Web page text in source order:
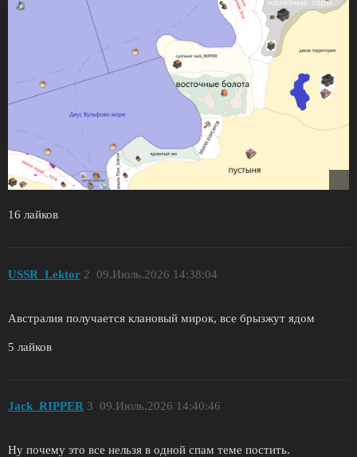
16 лайков
USSR_Lektor 09.Июль.2026 14:38:04
2
Австралия получается клановый мирок, все брызжут ядом
5 лайков
Jack_RIPPER 09.Июль.2026 14:40:46
3
Ну почему это все нельзя в одной спам теме постить.